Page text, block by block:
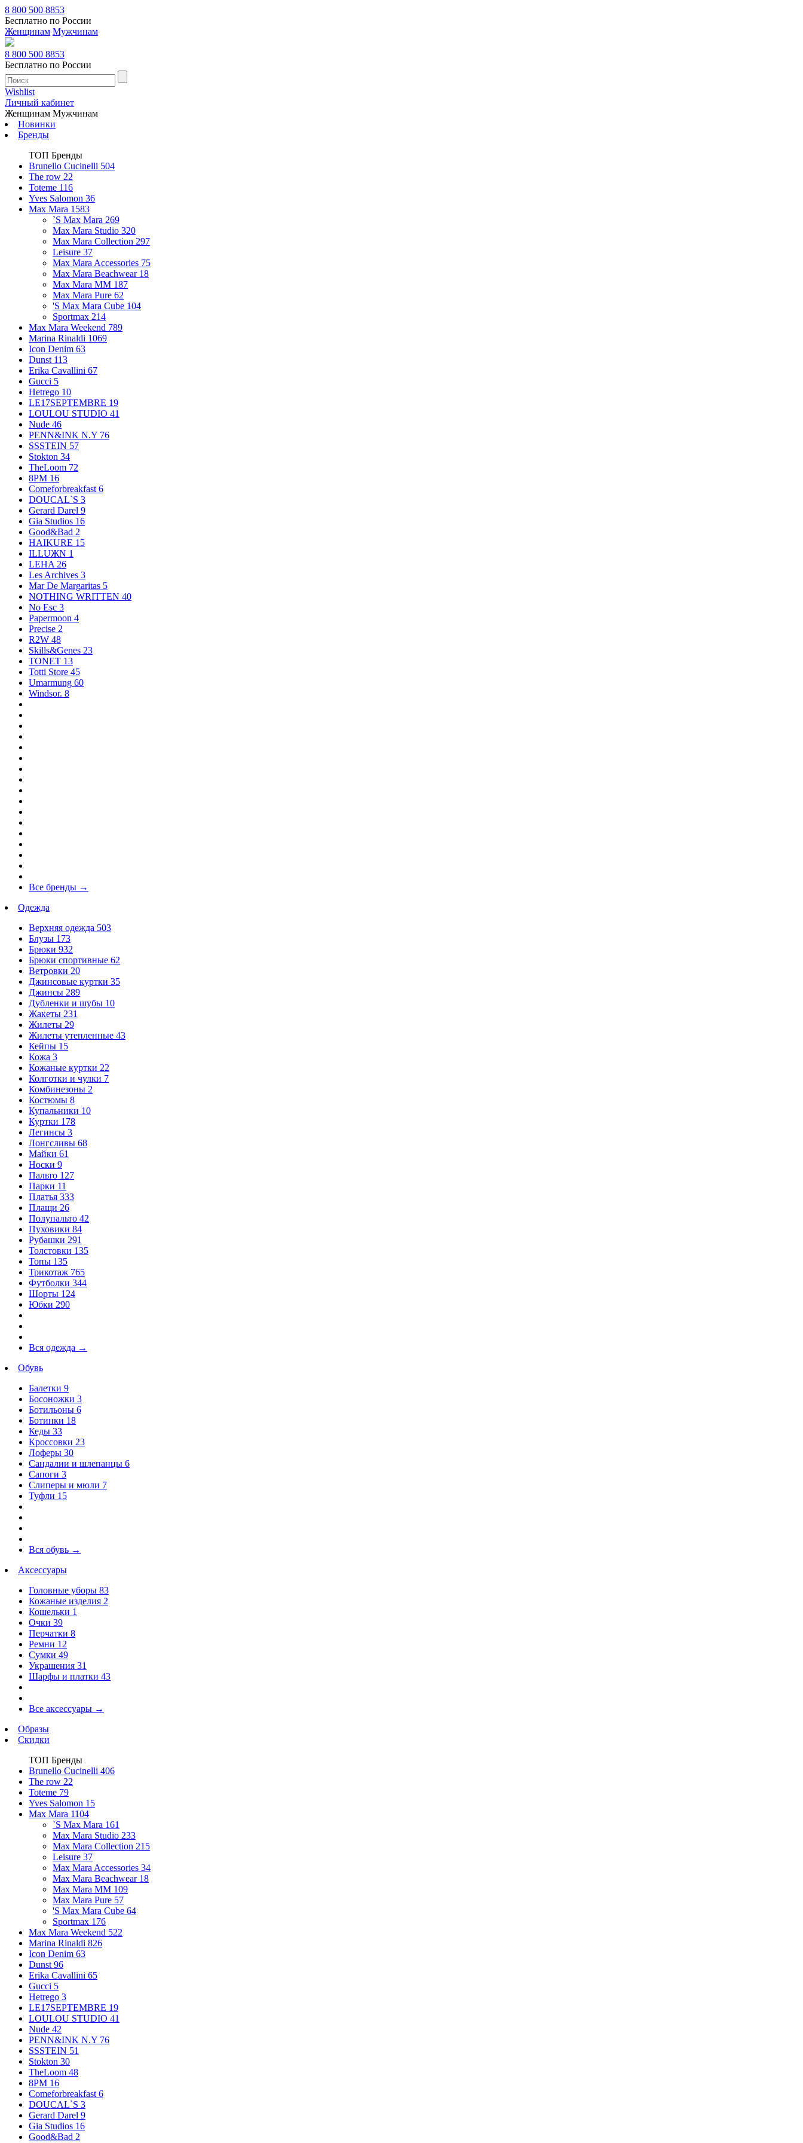
8 800 500 8853
Бесплатно по России
Женщинам Мужчинам
8 800 500 8853
Бесплатно по России
Wishlist
Личный кабинет
Женщинам Мужчинам
Новинки
Бренды
ТОП Бренды
Brunello Cucinelli 504
The row 22
Toteme 116
Yves Salomon 36
Max Mara 1583
`S Max Mara 269
Max Mara Studio 320
Max Mara Collection 297
Leisure 37
Max Mara Accessories 75
Max Mara Beachwear 18
Max Mara MM 187
Max Mara Pure 62
'S Max Mara Cube 104
Sportmax 214
Max Mara Weekend 789
Marina Rinaldi 1069
Icon Denim 63
Dunst 113
Erika Cavallini 67
Gucci 5
Hetrego 10
LE17SEPTEMBRE 19
LOULOU STUDIO 41
Nude 46
PENN&INK N.Y 76
SSSTEIN 57
Stokton 34
TheLoom 72
8PM 16
Comeforbreakfast 6
DOUCAL`S 3
Gerard Darel 9
Gia Studios 16
Good&Bad 2
HAIKURE 15
ILLUЖN 1
LEHA 26
Les Archives 3
Mar De Margaritas 5
NOTHING WRITTEN 40
No Esc 3
Papermoon 4
Precise 2
R2W 48
Skills&Genes 23
TONET 13
Totti Store 45
Umarmung 60
Windsor. 8
Все бренды →
Одежда
Верхняя одежда 503
Блузы 173
Брюки 932
Брюки спортивные 62
Ветровки 20
Джинсовые куртки 35
Джинсы 289
Дубленки и шубы 10
Жакеты 231
Жилеты 29
Жилеты утепленные 43
Кейпы 15
Кожа 3
Кожаные куртки 22
Колготки и чулки 7
Комбинезоны 2
Костюмы 8
Купальники 10
Куртки 178
Легинсы 3
Лонгсливы 68
Майки 61
Носки 9
Пальто 127
Парки 11
Платья 333
Плащи 26
Полупальто 42
Пуховики 84
Рубашки 291
Толстовки 135
Топы 135
Трикотаж 765
Футболки 344
Шорты 124
Юбки 290
Вся одежда →
Обувь
Балетки 9
Босоножки 3
Ботильоны 6
Ботинки 18
Кеды 33
Кроссовки 23
Лоферы 30
Сандалии и шлепанцы 6
Сапоги 3
Слиперы и мюли 7
Туфли 15
Вся обувь →
Аксессуары
Головные уборы 83
Кожаные изделия 2
Кошельки 1
Очки 39
Перчатки 8
Ремни 12
Сумки 49
Украшения 31
Шарфы и платки 43
Все аксессуары →
Образы
Скидки
ТОП Бренды
Brunello Cucinelli 406
The row 22
Toteme 79
Yves Salomon 15
Max Mara 1104
`S Max Mara 161
Max Mara Studio 233
Max Mara Collection 215
Leisure 37
Max Mara Accessories 34
Max Mara Beachwear 18
Max Mara MM 109
Max Mara Pure 57
'S Max Mara Cube 64
Sportmax 176
Max Mara Weekend 522
Marina Rinaldi 826
Icon Denim 63
Dunst 96
Erika Cavallini 65
Gucci 5
Hetrego 3
LE17SEPTEMBRE 19
LOULOU STUDIO 41
Nude 42
PENN&INK N.Y 76
SSSTEIN 51
Stokton 30
TheLoom 48
8PM 16
Comeforbreakfast 6
DOUCAL`S 3
Gerard Darel 9
Gia Studios 16
Good&Bad 2